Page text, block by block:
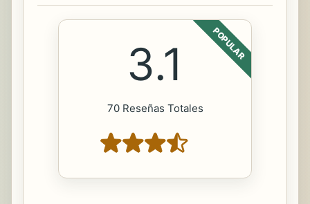
POPULAR
3.1
70 Reseñas Totales